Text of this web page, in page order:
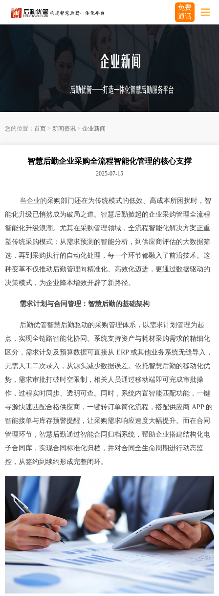
免费
通话
您的位置： 首页 > 新闻资讯 > 企业新闻
智慧后勤企业采购全流程智能化管理的核心支撑
2025-07-15
当企业的采购部门还在为传统模式的低效、高成本所困扰时，智
能化升级已悄然成为破局之道。智慧后勤掀起的企业采购管理全流程
智能化升级浪潮。尤其在采购管理领域，全流程智能化解决方案正重
塑传统采购模式：从需求预测的智能分析，到供应商评估的大数据筛
选，再到采购执行的自动化处理，每一个环节都融入了前沿技术。这
种变革不仅推动后勤管理向精准化、高效化迈进，更通过数据驱动的
决策模式，为企业降本增效开辟了新路径。
需求计划与合同管理：智慧后勤的基础架构
后勤优管智慧后勤驱动的采购管理体系，以需求计划管理为起
点，实现全链路智能化协同。系统支持资产与耗材采购需求的精细化
区分，需求计划及预算数据可直接从 ERP 或其他业务系统无缝导入，
无需人工二次录入，从源头减少数据误差。依托智慧后勤的移动化优
势，需求审批打破时空限制，相关人员通过移动端即可完成审批操
作，过程实时同步、透明可查。同时，系统内置智能匹配功能，一键
寻源快速匹配合格供应商，一键转订单简化流程，搭配供应商 APP 的
智能接单与库存预警提醒，让采购需求响应速度大幅提升。而在合同
管理环节，智慧后勤通过智能合同归档系统，帮助企业搭建结构化电
子合同库，实现合同标准化归档，并对合同全生命周期进行动态监
控，从签约到续约形成完整闭环。